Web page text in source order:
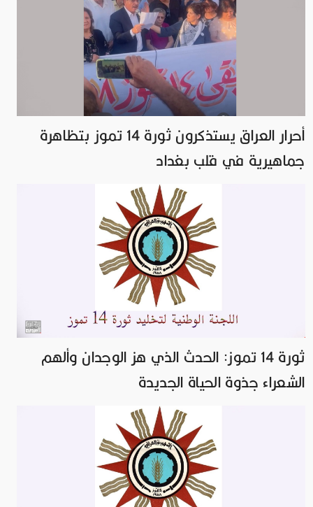
أحرار العراق يستذكرون ثورة 14 تموز بتظاهرة
جماهيرية في قلب بغداد
ثورة 14 تموز: الحدث الذي هز الوجدان وألهم
الشعراء جذوة الحياة الجديدة